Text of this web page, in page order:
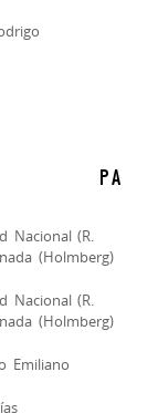
P A
(R.
(Holmberg)
(R.
(Holmberg)